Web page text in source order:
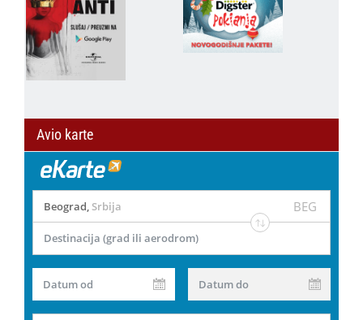
Avio karte
Beograd, Srbija BEG
Destinacija (grad ili aerodrom)
Datum od Datum do